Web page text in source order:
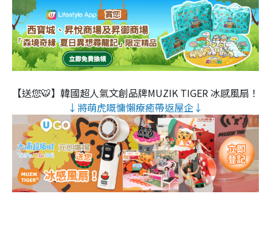
【送您🐯】韓國超人氣文創品牌MUZIK TIGER 冰感風扇！
↓將萌虎嘅慵懶療癒帶返屋企↓